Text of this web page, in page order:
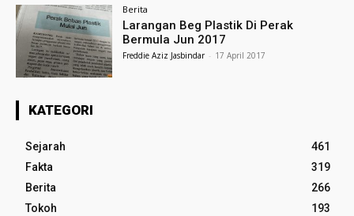
Berita
Larangan Beg Plastik Di Perak
Bermula Jun 2017
Freddie Aziz Jasbindar - 17 April 2017
KATEGORI
Sejarah
461
Fakta
319
Berita
266
Tokoh
193